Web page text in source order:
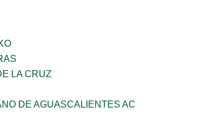
LA CRUZ
DE AGUASCALIENTES AC